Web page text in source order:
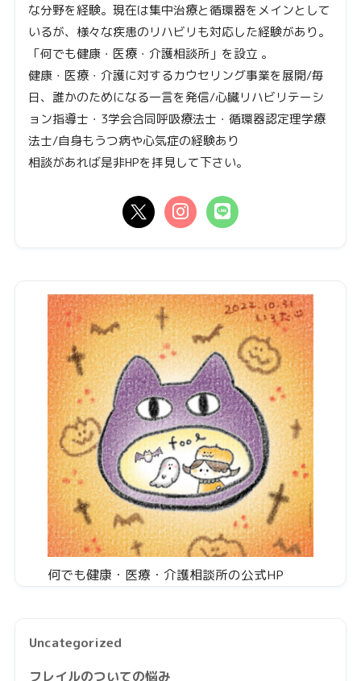
な分野を経験。現在は集中治療と循環器をメインとして
いるが、様々な疾患のリハビリも対応した経験があり。
「何でも健康・医療・介護相談所」を設立 。
健康・医療・介護に対するカウセリング事業を展開/毎
日、誰かのためになる一言を発信/心臓リハビリテーシ
ョン指導士・3学会合同呼吸療法士・循環器認定理学療
法士/自身もうつ病や心気症の経験あり
相談があれば是非HPを拝見して下さい。
何でも健康・医療・介護相談所の公式HP
Uncategorized
フレイルのついての悩み